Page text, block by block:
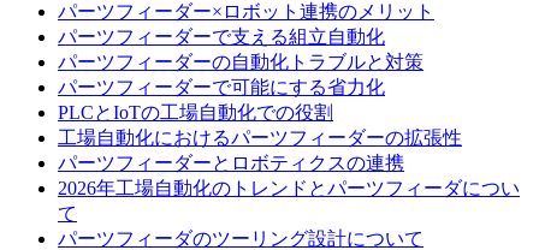
パーツフィーダー×ロボット連携のメリット
パーツフィーダーで支える組立自動化
パーツフィーダーの自動化トラブルと対策
パーツフィーダーで可能にする省力化
PLCとIoTの工場自動化での役割
工場自動化におけるパーツフィーダーの拡張性
パーツフィーダーとロボティクスの連携
2026年工場自動化のトレンドとパーツフィーダについ
て
パーツフィーダのツーリング設計について